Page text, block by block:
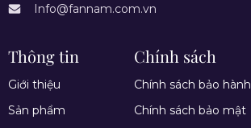
Info@fannam.com.vn
Thông tin
Giới thiệu
Sản phẩm
Chính sách
Chính sách bảo hành
Chính sách bảo mật